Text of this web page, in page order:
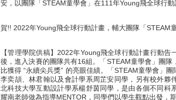
安，以團隊「STEAM童學會」在111年Young飛全球行動
賀!! 2022年Young飛全球行動計畫，輔大團隊「STEAM
【管理學院供稿】2022年Young飛全球行動計畫行動
後，進入決賽的團隊共有16組。「STEAM童學會」團
比獲得 “永續尖兵獎” 的亮眼佳績。「STEAM童學會」
李奕頡、林君翰以及會計學系周芷安同學，另有校外夥
北科技大學互動設計學系楊舒茵同學，是由各個不同科
耀南老師做為指導MENTOR，同學們以學生觀點出發，